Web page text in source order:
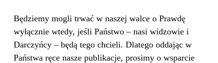
Będziemy mogli trwać w naszej walce o Prawdę
wyłącznie wtedy, jeśli Państwo – nasi widzowie i
Darczyńcy – będą tego chcieli. Dlatego oddając w
Państwa ręce nasze publikacje, prosimy o wsparcie